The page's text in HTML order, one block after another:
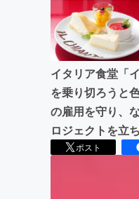
イタリア食堂「
を乗り切ろうと
の雇用を守り、
ロジェクトを立
ポスト